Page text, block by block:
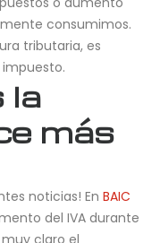
consumimos.
tributaria, es
la
más
noticias! EnBAIC
del IVA durante